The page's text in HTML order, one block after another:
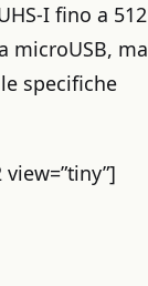
I fino a 512
microUSB, ma
specifiche